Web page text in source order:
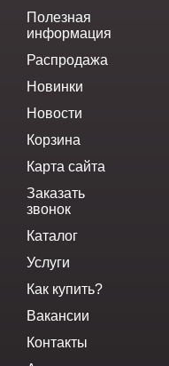
Полезная
информация
Распродажа
Новинки
Новости
Корзина
Карта сайта
Заказать
звонок
Каталог
Услуги
Как купить?
Вакансии
Контакты